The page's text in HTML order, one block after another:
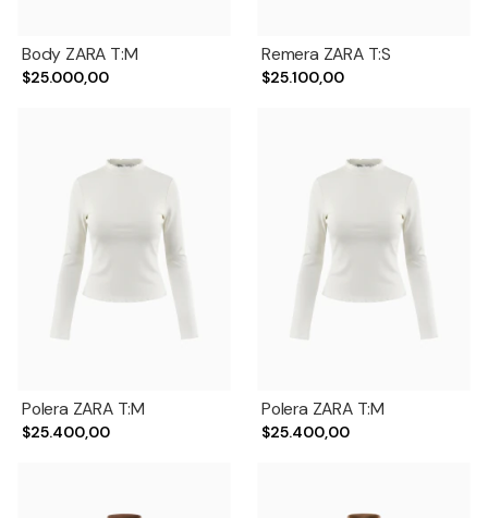
Body ZARA T:M
$25.000,00
Remera ZARA T:S
$25.100,00
Polera ZARA T:M
$25.400,00
Polera ZARA T:M
$25.400,00